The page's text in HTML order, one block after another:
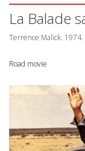
La Balade
Terrence Malick. 1974.
Road movie